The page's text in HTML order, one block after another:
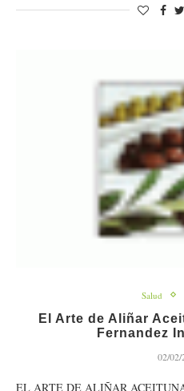
Salud
El Arte de Aliñar
Fernandez
02/02/
EL ARTE DE ALIÑAR